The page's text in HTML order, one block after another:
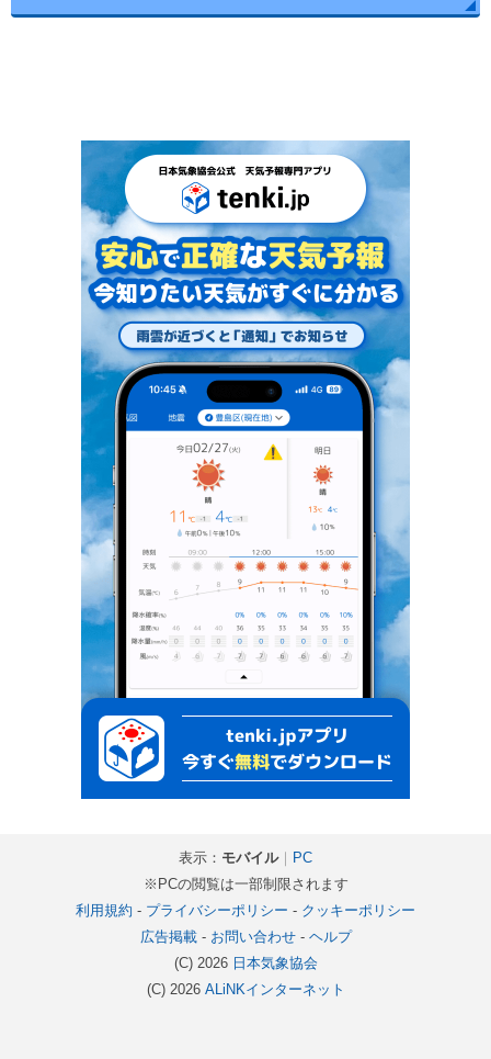
表示： モバイル｜ PC
※PCの閲覧は一部制限されます
利用規約 - プライバシーポリシー - クッキーポリシー
広告掲載- お問い合わせ- ヘルプ
(C) 2026 日本気象協会
(C) 2026 ALiNKインターネット